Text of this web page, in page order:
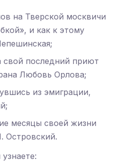
на Тверской москвичи
и как к этому
последний приют
Любовь Орлова;
из эмиграции,
месяцы своей жизни
Островский.